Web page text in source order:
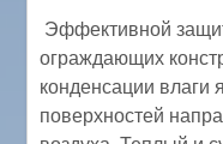
Эффективной
ограждающих
конденсации влаги
поверхностей